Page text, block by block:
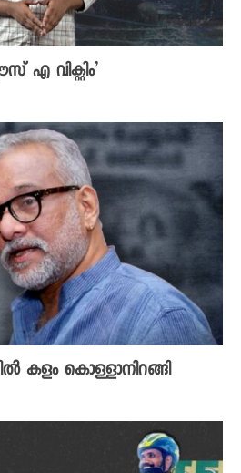
വിക്റ്റിം’
കളം കൊള്ളാനിറങ്ങി